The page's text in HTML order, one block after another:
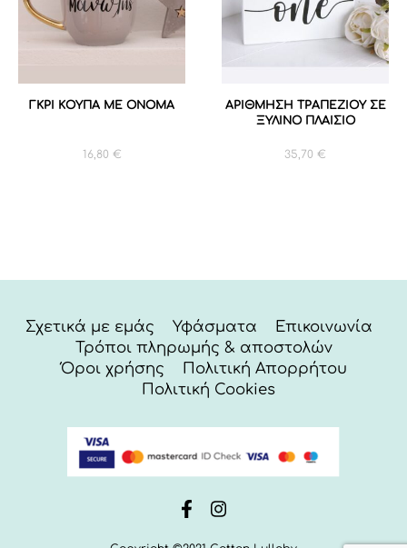
ΓΚΡΙ ΚΟΥΠΑ ME ONOMA
16,80 €
ΑΡΙΘΜΗΣΗ ΤΡΑΠΕΖΙΟΥ ΣΕ
ΞΥΛΙΝΟ ΠΛΑΙΣΙΟ
35,70 €
Σχετικά με εμάς Υφάσματα
Επικοινωνία
Τρόποι πληρωμής & αποστολών
Όροι χρήσης
Πολιτική Απορρήτου
Πολιτική Cookies